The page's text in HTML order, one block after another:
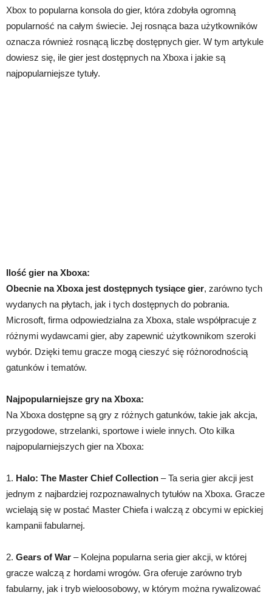
Xbox to popularna konsola do gier, która zdobyła ogromną
popularność na całym świecie. Jej rosnąca baza użytkowników
oznacza również rosnącą liczbę dostępnych gier. W tym artykule
dowiesz się, ile gier jest dostępnych na Xboxa i jakie są
najpopularniejsze tytuły.
Ilość gier na Xboxa:
Obecnie na Xboxa jest dostępnych tysiące gier, zarówno tych
wydanych na płytach, jak i tych dostępnych do pobrania.
Microsoft, firma odpowiedzialna za Xboxa, stale współpracuje z
różnymi wydawcami gier, aby zapewnić użytkownikom szeroki
wybór. Dzięki temu gracze mogą cieszyć się różnorodnością
gatunków i tematów.
Najpopularniejsze gry na Xboxa:
Na Xboxa dostępne są gry z różnych gatunków, takie jak akcja,
przygodowe, strzelanki, sportowe i wiele innych. Oto kilka
najpopularniejszych gier na Xboxa:
1. Halo: The Master Chief Collection – Ta seria gier akcji jest
jednym z najbardziej rozpoznawalnych tytułów na Xboxa. Gracze
wcielają się w postać Master Chiefa i walczą z obcymi w epickiej
kampanii fabularnej.
2. Gears of War – Kolejna popularna seria gier akcji, w której
gracze walczą z hordami wrogów. Gra oferuje zarówno tryb
fabularny, jak i tryb wieloosobowy, w którym można rywalizować